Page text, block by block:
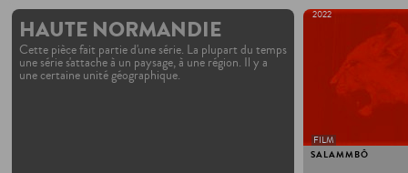
HAUTE NORMANDIE
Cette pièce fait partie d'une série. La plupart du temps
une série s'attache à un paysage, à une région. Il y a
une certaine unité géographique.
SALAMMBÔ
2022
FILM